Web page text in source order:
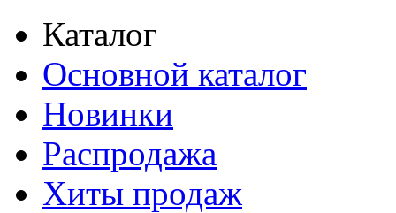
Каталог
Основной каталог
Новинки
Распродажа
Хиты продаж